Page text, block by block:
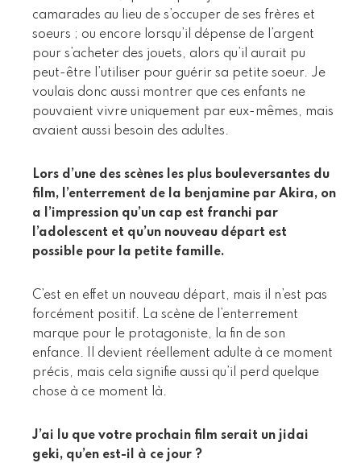
camarades au lieu de s’occuper de ses frères et
soeurs ; ou encore lorsqu’il dépense de l’argent
pour s’acheter des jouets, alors qu’il aurait pu
peut-être l’utiliser pour guérir sa petite soeur. Je
voulais donc aussi montrer que ces enfants ne
pouvaient vivre uniquement par eux-mêmes, mais
avaient aussi besoin des adultes.
Lors d’une des scènes les plus bouleversantes du
film, l’enterrement de la benjamine par Akira, on
a l’impression qu’un cap est franchi par
l’adolescent et qu’un nouveau départ est
possible pour la petite famille.
C’est en effet un nouveau départ, mais il n’est pas
forcément positif. La scène de l’enterrement
marque pour le protagoniste, la fin de son
enfance. Il devient réellement adulte à ce moment
précis, mais cela signifie aussi qu’il perd quelque
chose à ce moment là.
J’ai lu que votre prochain film serait un jidai
geki, qu’en est-il à ce jour ?